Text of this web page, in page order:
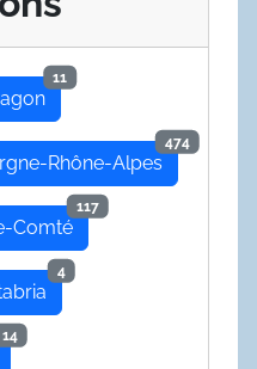
11
Rhône-Alpes
474
Comté
117
4
14